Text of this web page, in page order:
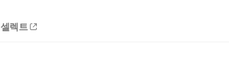
셀렉트